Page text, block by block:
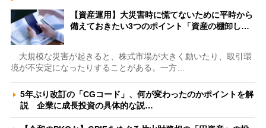
【資産運用】大災害時に慌てないために平時から
備えておきたい3つのポイント「資産の棚卸し…
大規模な災害が起きると、株式市場が大きく動いたり、取引環
境が不安定になったりすることがある。一方…
5年ぶり改訂の「CGコード」、何が変わったのかポイントを解
説 企業に成長投資の具体的な説…